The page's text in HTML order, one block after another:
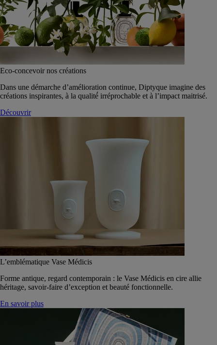
Eco-concevoir nos créations
Dans une démarche d’amélioration continue, Diptyque imagine des
créations inspirantes, à la qualité́ irréprochable et à l’impact maitrisé.
Découvrir
L’emblématique Vase Médicis
Forme antique, regard contemporain : le Vase Médicis en cire allie
héritage, savoir-faire d’exception et beauté fonctionnelle.
En savoir plus